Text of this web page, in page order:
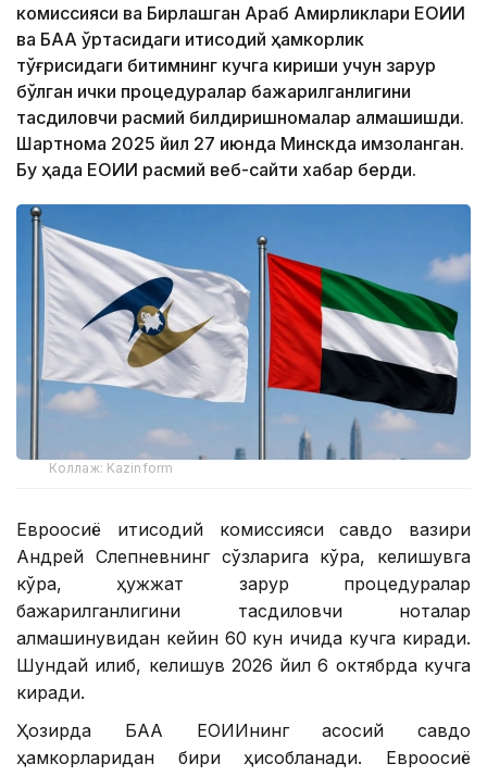
комиссияси ва Бирлашган Араб Амирликлари ЕОИИ
ва БАА ўртасидаги иқтисодий ҳамкорлик
тўғрисидаги битимнинг кучга кириши учун зарур
бўлган ички процедуралар бажарилганлигини
тасдиқловчи расмий билдиришномалар алмашишди.
Шартнома 2025 йил 27 июнда Минскда имзоланган.
Бу ҳақда ЕОИИ расмий веб-сайти хабар берди.
Коллаж: Kazinform
Евроосиё иқтисодий комиссияси савдо вазири
Андрей Слепневнинг сўзларига кўра, келишувга
кўра, ҳужжат зарур процедуралар
бажарилганлигини тасдиқловчи ноталар
алмашинувидан кейин 60 кун ичида кучга киради.
Шундай қилиб, келишув 2026 йил 6 октябрда кучга
киради.
Ҳозирда БАА ЕОИИнинг асосий савдо
ҳамкорларидан бири ҳисобланади. Евроосиё